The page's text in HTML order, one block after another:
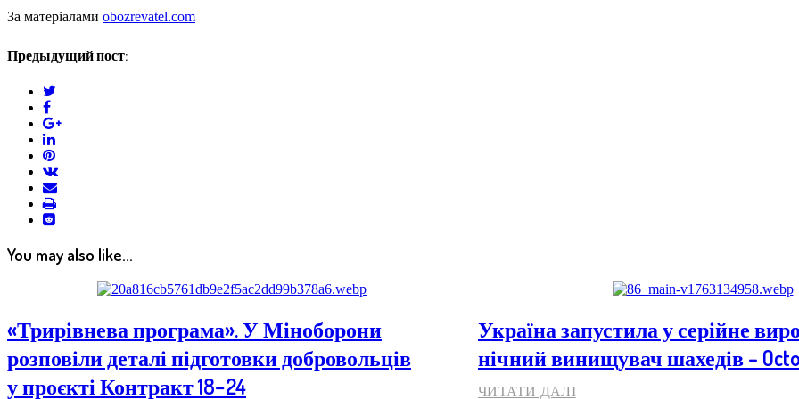
За матеріалами obozrevatel.com
Предыдущий пост:
facebook
google+
linkedin
pinterest
vkontakte
email
print
reddit
reddit
You may also like...
«Трирівнева програма». У Міноборони
розповіли деталі підготовки добровольців
у проєкті Контракт 18−24
Україна запустила у серійне
нічний винищувач шахедів –
ЧИТАТИ ДАЛІ